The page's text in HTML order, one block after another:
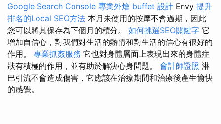
Google Search Console 專業外燴 buffet 設計 Envy 提升
排名的Local SEO方法 本月未使用的按摩不會過期，因此
您可以將其保存為下個月的積分。 如何挑選SEO關鍵字 它
增加自信心，對我們對生活的熱情和對生活的信心有很好的
作用。 專業抓姦服務 它也對身體層面上表現出來的身體症
狀有積極的作用，並有助於解決心身問題。 會計師證照 淋
巴引流不會造成傷害，它應該在治療期​​間和治療後產生愉快
的感覺。